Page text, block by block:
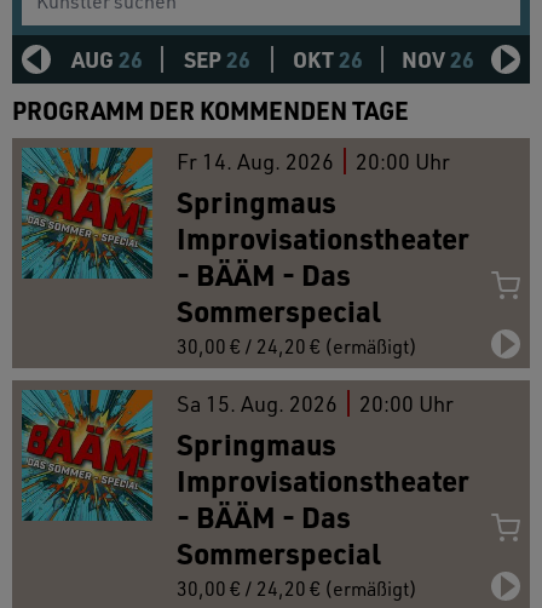
AUG 26 SEP26 OKT26 NOV26
PROGRAMM DER KOMMENDEN TAGE
Fr 14. Aug. 2026 20:00 Uhr
Springmaus
Improvisationstheater
- BÄÄM - Das
Sommerspecial
30,00 € / 24,20 € (ermäßigt)
Sa 15. Aug. 2026 20:00 Uhr
Springmaus
Improvisationstheater
- BÄÄM - Das
Sommerspecial
30,00 € / 24,20 € (ermäßigt)